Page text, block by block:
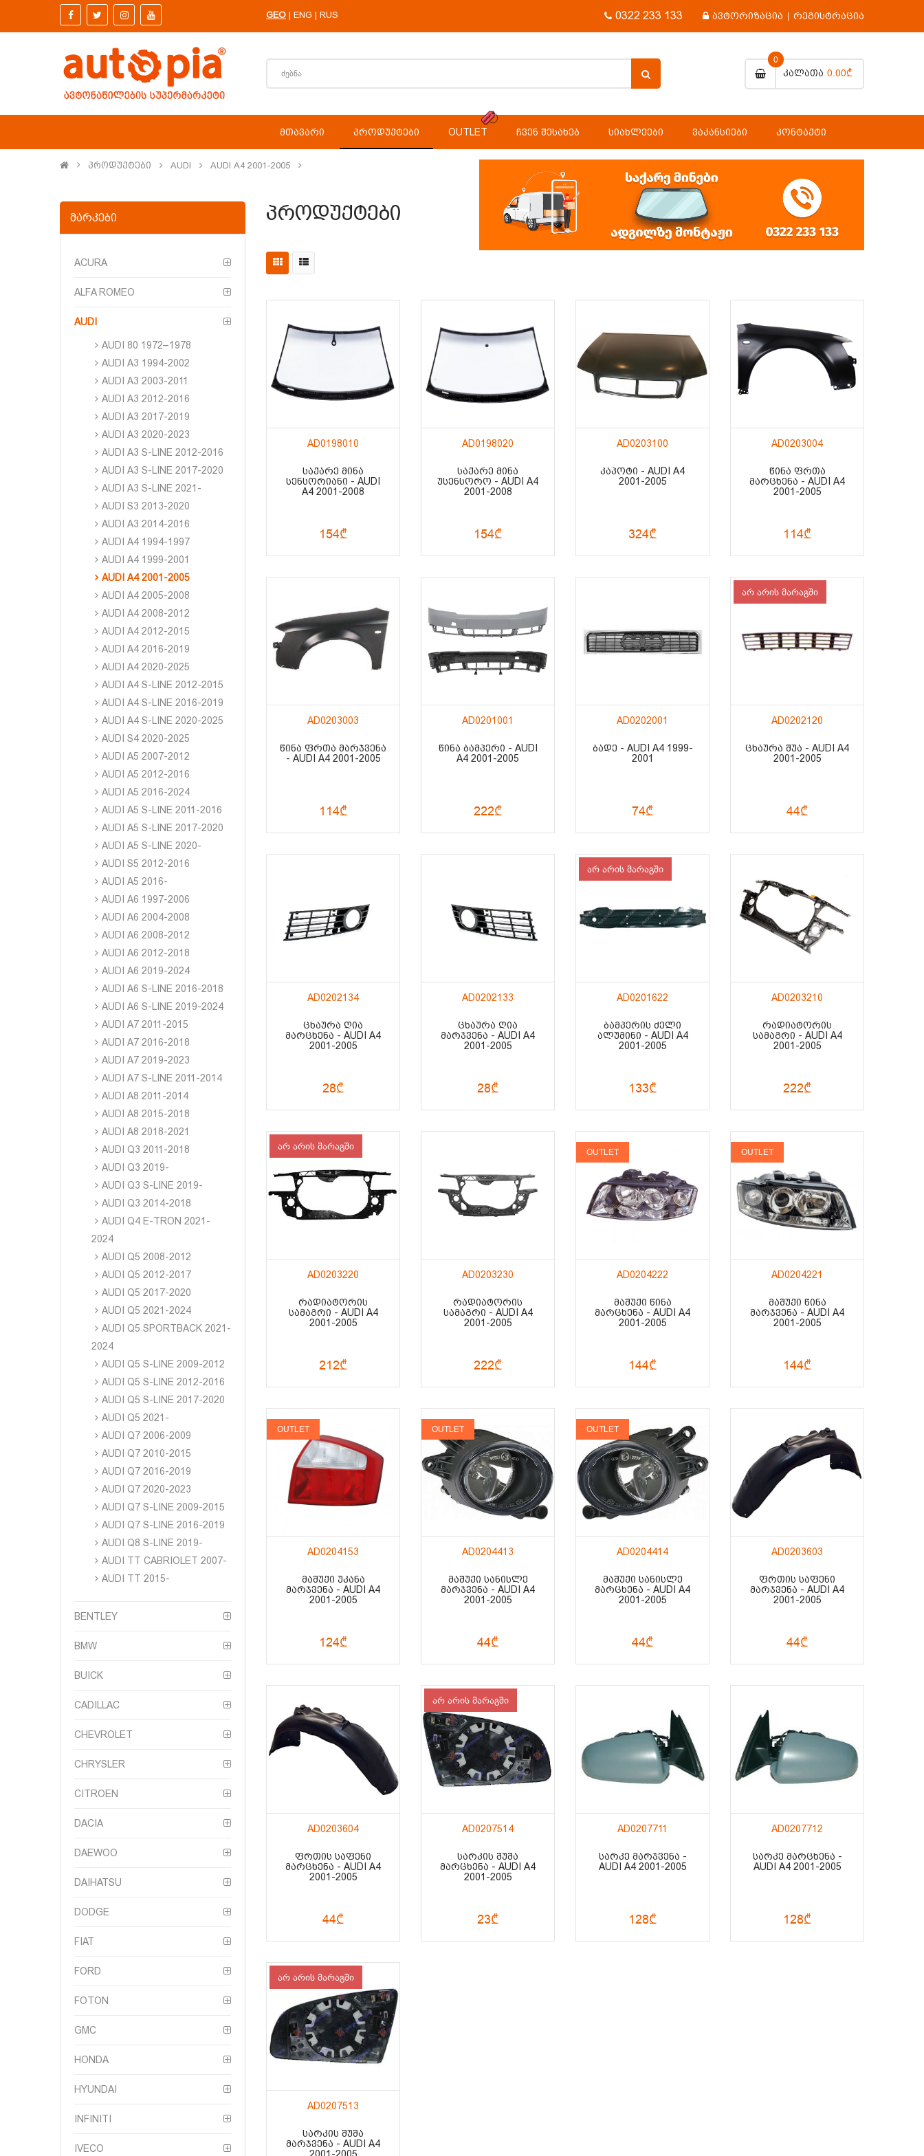
GEO | ENG | RUS 0322 233 133 ავტორიზაცია | რეგისტრაცია
Კალათა
0
0.00₾
ᲛᲗᲐᲕᲐᲠᲘ ᲞᲠᲝᲓᲣᲥᲢᲔᲑᲘ OUTLET ᲩᲕᲔᲜ ᲨᲔᲡᲐᲮᲔᲑ ᲡᲘᲐᲮᲚᲔᲔᲑᲘ ᲕᲐᲙᲐᲜᲡᲘᲔᲑᲘ ᲙᲝᲜᲢᲐᲥᲢᲘ
Პროდუქტები AUDI AUDI A4 2001-2005
ᲛᲐᲠᲙᲔᲑᲘ
ACURA
ALFA ROMEO
AUDI
AUDI 80 1972–1978
AUDI A3 1994-2002
AUDI A3 2003-2011
AUDI A3 2012-2016
AUDI A3 2017-2019
AUDI A3 2020-2023
AUDI A3 S-LINE 2012-2016
AUDI A3 S-LINE 2017-2020
AUDI A3 S-LINE 2021-
AUDI S3 2013-2020
AUDI A3 2014-2016
AUDI A4 1994-1997
AUDI A4 1999-2001
AUDI A4 2001-2005
AUDI A4 2005-2008
AUDI A4 2008-2012
AUDI A4 2012-2015
AUDI A4 2016-2019
AUDI A4 2020-2025
AUDI A4 S-LINE 2012-2015
AUDI A4 S-LINE 2016-2019
AUDI A4 S-LINE 2020-2025
AUDI S4 2020-2025
AUDI A5 2007-2012
AUDI A5 2012-2016
AUDI A5 2016-2024
AUDI A5 S-LINE 2011-2016
AUDI A5 S-LINE 2017-2020
AUDI A5 S-LINE 2020-
AUDI S5 2012-2016
AUDI A5 2016-
AUDI A6 1997-2006
AUDI A6 2004-2008
AUDI A6 2008-2012
AUDI A6 2012-2018
AUDI A6 2019-2024
AUDI A6 S-LINE 2016-2018
AUDI A6 S-LINE 2019-2024
AUDI A7 2011-2015
AUDI A7 2016-2018
AUDI A7 2019-2023
AUDI A7 S-LINE 2011-2014
AUDI A8 2011-2014
AUDI A8 2015-2018
AUDI A8 2018-2021
AUDI Q3 2011-2018
AUDI Q3 2019-
AUDI Q3 S-LINE 2019-
AUDI Q3 2014-2018
AUDI Q4 E-TRON 2021-
2024
AUDI Q5 2008-2012
AUDI Q5 2012-2017
AUDI Q5 2017-2020
AUDI Q5 2021-2024
AUDI Q5 SPORTBACK 2021-
2024
AUDI Q5 S-LINE 2009-2012
AUDI Q5 S-LINE 2012-2016
AUDI Q5 S-LINE 2017-2020
AUDI Q5 2021-
AUDI Q7 2006-2009
AUDI Q7 2010-2015
AUDI Q7 2016-2019
AUDI Q7 2020-2023
AUDI Q7 S-LINE 2009-2015
AUDI Q7 S-LINE 2016-2019
AUDI Q8 S-LINE 2019-
AUDI TT CABRIOLET 2007-
AUDI TT 2015-
BENTLEY
BMW
BUICK
CADILLAC
CHEVROLET
CHRYSLER
CITROEN
DACIA
DAEWOO
DAIHATSU
DODGE
FIAT
FORD
FOTON
GMC
HONDA
HYUNDAI
INFINITI
IVECO
Პროდუქტები
AD0198010
ᲡᲐᲥᲐᲠᲔ ᲛᲘᲜᲐ
ᲡᲔᲜᲡᲝᲠᲘᲐᲜᲘ - AUDI
A4 2001-2008
154₾
AD0198020
ᲡᲐᲥᲐᲠᲔ ᲛᲘᲜᲐ
ᲣᲡᲔᲜᲡᲝᲠᲝ - AUDI A4
2001-2008
154₾
AD0203100
ᲙᲐᲞᲝᲢᲘ - AUDI A4
2001-2005
324₾
AD0203004
ᲬᲘᲜᲐ ᲤᲠᲗᲐ
ᲛᲐᲠᲪᲮᲔᲜᲐ - AUDI A4
2001-2005
114₾
AD0203003
ᲬᲘᲜᲐ ᲤᲠᲗᲐ ᲛᲐᲠᲯᲕᲔᲜᲐ
- AUDI A4 2001-2005
114₾
AD0201001
ᲬᲘᲜᲐ ᲑᲐᲛᲞᲔᲠᲘ - AUDI
A4 2001-2005
222₾
AD0202001
ᲑᲐᲓᲔ - AUDI A4 1999-
2001
74₾
არ არის მარაგში
AD0202120
ᲪᲮᲐᲣᲠᲐ ᲨᲣᲐ - AUDI A4
2001-2005
44₾
AD0202134
ᲪᲮᲐᲣᲠᲐ ᲦᲘᲐ
ᲛᲐᲠᲪᲮᲔᲜᲐ - AUDI A4
2001-2005
28₾
AD0202133
ᲪᲮᲐᲣᲠᲐ ᲦᲘᲐ
ᲛᲐᲠᲯᲕᲔᲜᲐ - AUDI A4
2001-2005
28₾
არ არის მარაგში
AD0201622
ᲑᲐᲛᲞᲔᲠᲘᲡ ᲫᲔᲚᲘ
ᲐᲚᲣᲛᲘᲜᲘ - AUDI A4
2001-2005
133₾
AD0203210
ᲠᲐᲓᲘᲐᲢᲝᲠᲘᲡ
ᲡᲐᲛᲐᲒᲠᲘ - AUDI A4
2001-2005
222₾
არ არის მარაგში
AD0203220
ᲠᲐᲓᲘᲐᲢᲝᲠᲘᲡ
ᲡᲐᲛᲐᲒᲠᲘ - AUDI A4
2001-2005
212₾
AD0203230
ᲠᲐᲓᲘᲐᲢᲝᲠᲘᲡ
ᲡᲐᲛᲐᲒᲠᲘ - AUDI A4
2001-2005
222₾
OUTLET
AD0204222
ᲛᲐᲨᲣᲥᲘ ᲬᲘᲜᲐ
ᲛᲐᲠᲪᲮᲔᲜᲐ - AUDI A4
2001-2005
144₾
OUTLET
AD0204221
ᲛᲐᲨᲣᲥᲘ ᲬᲘᲜᲐ
ᲛᲐᲠᲯᲕᲔᲜᲐ - AUDI A4
2001-2005
144₾
OUTLET
AD0204153
ᲛᲐᲨᲣᲥᲘ ᲣᲙᲐᲜᲐ
ᲛᲐᲠᲯᲕᲔᲜᲐ - AUDI A4
2001-2005
124₾
OUTLET
AD0204413
ᲛᲐᲨᲣᲥᲘ ᲡᲐᲜᲘᲡᲚᲔ
ᲛᲐᲠᲯᲕᲔᲜᲐ - AUDI A4
2001-2005
44₾
OUTLET
AD0204414
ᲛᲐᲨᲣᲥᲘ ᲡᲐᲜᲘᲡᲚᲔ
ᲛᲐᲠᲪᲮᲔᲜᲐ - AUDI A4
2001-2005
44₾
AD0203603
ᲤᲠᲗᲘᲡ ᲡᲐᲤᲔᲜᲘ
ᲛᲐᲠᲯᲕᲔᲜᲐ - AUDI A4
2001-2005
44₾
AD0203604
ᲤᲠᲗᲘᲡ ᲡᲐᲤᲔᲜᲘ
ᲛᲐᲠᲪᲮᲔᲜᲐ - AUDI A4
2001-2005
44₾
არ არის მარაგში
AD0207514
ᲡᲐᲠᲙᲘᲡ ᲨᲣᲨᲐ
ᲛᲐᲠᲪᲮᲔᲜᲐ - AUDI A4
2001-2005
23₾
AD0207711
ᲡᲐᲠᲙᲔ ᲛᲐᲠᲯᲕᲔᲜᲐ -
AUDI A4 2001-2005
128₾
AD0207712
ᲡᲐᲠᲙᲔ ᲛᲐᲠᲪᲮᲔᲜᲐ -
AUDI A4 2001-2005
128₾
არ არის მარაგში
AD0207513
ᲡᲐᲠᲙᲘᲡ ᲨᲣᲨᲐ
ᲛᲐᲠᲯᲕᲔᲜᲐ - AUDI A4